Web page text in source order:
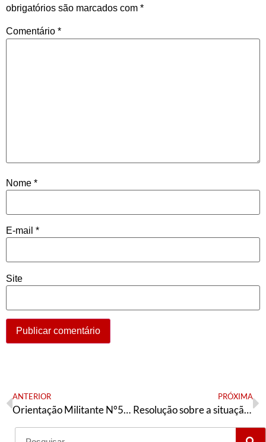
obrigatórios são marcados com *
Comentário *
Nome *
E-mail *
Site
ANTERIOR
Orientação Militante N°537 (29 de maio de 2026)
PRÓXIMA
Resolução sobre a situação política e nossas tarefas | 31 de maio de 2026